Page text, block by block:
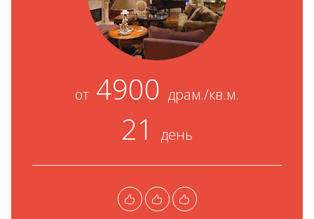
от 4900 драм./кв.м.
21 день